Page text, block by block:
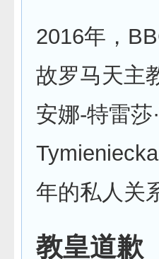
2016年，
故罗马天主
安娜-特雷莎
年的私人关
教皇道歉